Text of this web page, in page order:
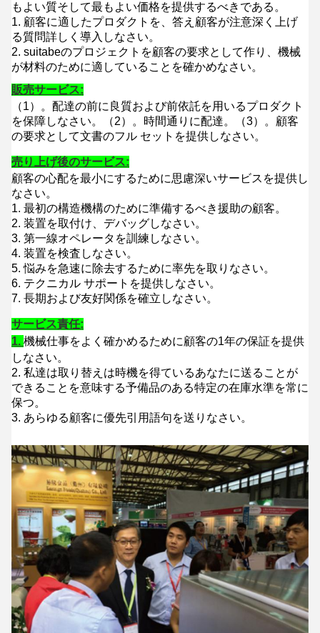
もよい質そして最もよい価格を提供するべきである。
1. 顧客に適したプロダクトを、答え顧客が注意深く上げ
る質問詳しく導入しなさい。
2. suitabeのプロジェクトを顧客の要求として作り、機械
が材料のために適していることを確かめなさい。
販売サービス:
（1）。配達の前に良質および前依託を用いるプロダクト
を保障しなさい。（2）
。 時間通りに配達。（3）
。顧客
の要求として文書のフル セットを提供しなさい。
売り上げ後のサービス:
顧客の心配を最小にするために思慮深いサービスを提供し
なさい。
1. 最初の構造機構のために準備するべき援助の顧客。
2. 装置を取付け、デバッグしなさい。
3. 第一線オペレータを訓練しなさい。
4. 装置を検査しなさい。
5. 悩みを急速に除去するために率先を取りなさい。
6. テクニカル サポートを提供しなさい。
7. 長期および友好関係を確立しなさい。
サービス責任:
1. 機械仕事をよく確かめるために顧客の1年の保証を提供
しなさい。
2. 私達は取り替えは時機を得ているあなたに送ることが
できることを意味する予備品のある特定の在庫水準を常に
保つ。
3. あらゆる顧客に優先引用語句を送りなさい。